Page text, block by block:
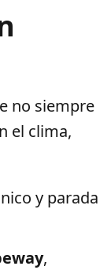
no siempre
el clima,
y parada
,